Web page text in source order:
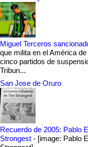
Miguel Terceros
que milita en el América
cinco partidos de
Tribun...
San Jose de Oruro
Recuerdo de 2005: Pablo
Strongest - [image: Pablo